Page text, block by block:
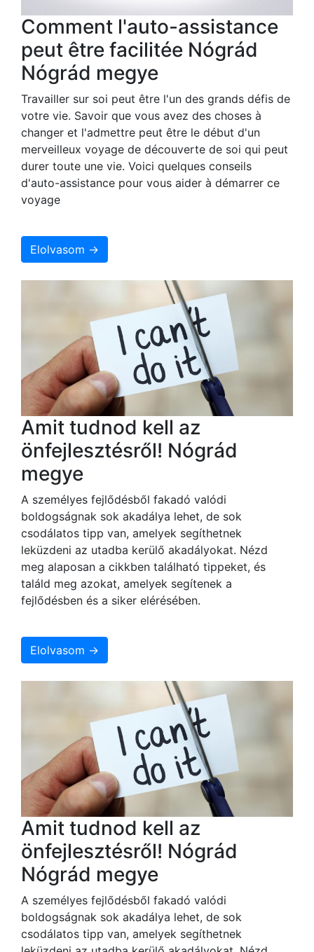
Comment l'auto-assistance
peut être facilitée Nógrád
Nógrád megye
Travailler sur soi peut être l'un des grands défis de
votre vie. Savoir que vous avez des choses à
changer et l'admettre peut être le début d'un
merveilleux voyage de découverte de soi qui peut
durer toute une vie. Voici quelques conseils
d'auto-assistance pour vous aider à démarrer ce
voyage
Elolvasom →
Amit tudnod kell az
önfejlesztésről! Nógrád
megye
A személyes fejlődésből fakadó valódi
boldogságnak sok akadálya lehet, de sok
csodálatos tipp van, amelyek segíthetnek
leküzdeni az utadba kerülő akadályokat. Nézd
meg alaposan a cikkben található tippeket, és
találd meg azokat, amelyek segítenek a
fejlődésben és a siker elérésében.
Elolvasom →
Amit tudnod kell az
önfejlesztésről! Nógrád
Nógrád megye
A személyes fejlődésből fakadó valódi
boldogságnak sok akadálya lehet, de sok
csodálatos tipp van, amelyek segíthetnek